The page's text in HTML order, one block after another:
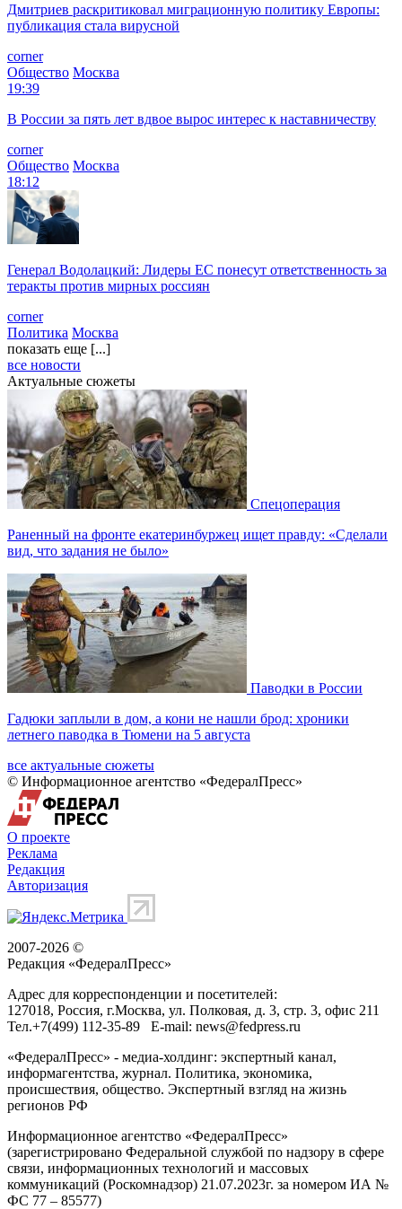
Дмитриев раскритиковал миграционную политику Европы:
публикация стала вирусной
corner
Общество Москва
19:39
В России за пять лет вдвое вырос интерес к наставничеству
corner
Общество Москва
18:12
Генерал Водолацкий: Лидеры ЕС понесут ответственность за
теракты против мирных россиян
corner
Политика Москва
показать еще [...]
все новости
Актуальные сюжеты
Спецоперация
Раненный на фронте екатеринбуржец ищет правду: «Сделали
вид, что задания не было»
Паводки в России
Гадюки заплыли в дом, а кони не нашли брод: хроники
летнего паводка в Тюмени на 5 августа
все актуальные сюжеты
© Информационное агентство «ФедералПресс»
О проекте
Реклама
Редакция
Авторизация
2007-2026 ©
Редакция «ФедералПресс»
Адрес для корреспонденции и посетителей:
127018, Россия, г.Москва, ул. Полковая, д. 3, стр. 3, офис 211
Тел.+7(499) 112-35-89 E-mail: news@fedpress.ru
«ФедералПресс» - медиа-холдинг: экспертный канал,
информагентства, журнал. Политика, экономика,
происшествия, общество. Экспертный взгляд на жизнь
регионов РФ
Информационное агентство «ФедералПресс»
(зарегистрировано Федеральной службой по надзору в сфере
связи, информационных технологий и массовых
коммуникаций (Роскомнадзор) 21.07.2023г. за номером ИА №
ФС 77 – 85577)